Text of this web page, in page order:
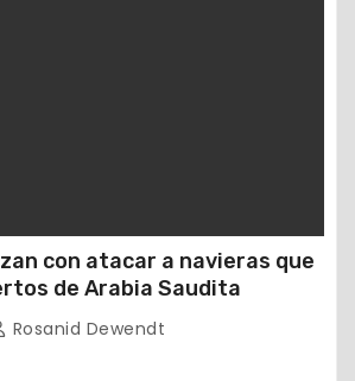
con atacar a navieras que
de Arabia Saudita
Rosanid Dewendt